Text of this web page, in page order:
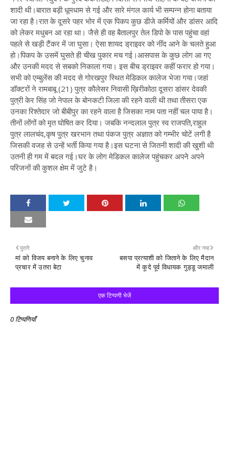
शादी थी।बारात बड़ी धूमधाम से गई और सारे मंगल कार्य भी सम्पन्न होना बताया
जा रहा है।रात के दूसरे पहर भोर में एक पिकप कुछ डीजे कर्मियों और डांसर आदि
को लेकर मधुबन आ रहा था। जैसे ही वह बैतालपुर तेल डिपो के पास पहुंचा वहां
पहले से खड़ी टैंकर में जा घुसा। ऐसा शायद ड्राइवर को नींद आने के चलते हुआ
हो।पिकप के उसमें घुसते ही चीख पुकार मच गई।आसपास के कुछ लोग आ गए
और उनकी मदद से सबको निकाला गया। इस बीच ड्राइवर कहीं फरार हो गया।
सभी को एम्बुलेंस की मदद से गोरखपुर स्थित मेडिकल कालेज भेजा गया।जहां
डॉक्टरों ने रामबाबू (21) पुत्र कौलेसर निवासी ख़िरीकोठा दूसरा डांसर देवकी
पुत्री केर सिंह जो नेपाल के बोनकटी जिला की रहने वाली थी तथा तीसरा एक
उनका रिश्तेदार जो बीबीपुर का रहने वाला है जिसका नाम पता नहीं चल पाया है।
तीनों लोंगों को मृत घोषित कर दिया। जबकि नन्दलाल पुत्र स्व राजपति,राहुल
पुत्र लालचंद,कृष पुत्र खरभान तथा पंकज पुत्र अज्ञात को गम्भीर चोटें लगी है
जिसकी वजह से उन्हें भर्ती किया गया है।इस घटना से जितनी शादी की खुशी थी
उतनी ही गम में बदल गई।घर के लोग मेडिकल कालेज पहुंचकर अपने अपने
परिजनों की कुशल क्षेम में जुटे है।
और नया
बसपा प्रत्याशी को जिताने के लिए मैदान
में कूदे पूर्व विधायक गुड्डू जमाली
पुराने
मां को विजय बनाने के लिए चुनाव
प्रचार में उतरा बेटा
एक टिप्पणी भेजें
0 टिप्पणियाँ